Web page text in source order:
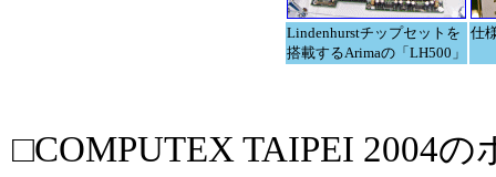
Lindenhurstチップセットを
搭載するArimaの「LH500」
仕
□COMPUTEX TAIPEI 2004